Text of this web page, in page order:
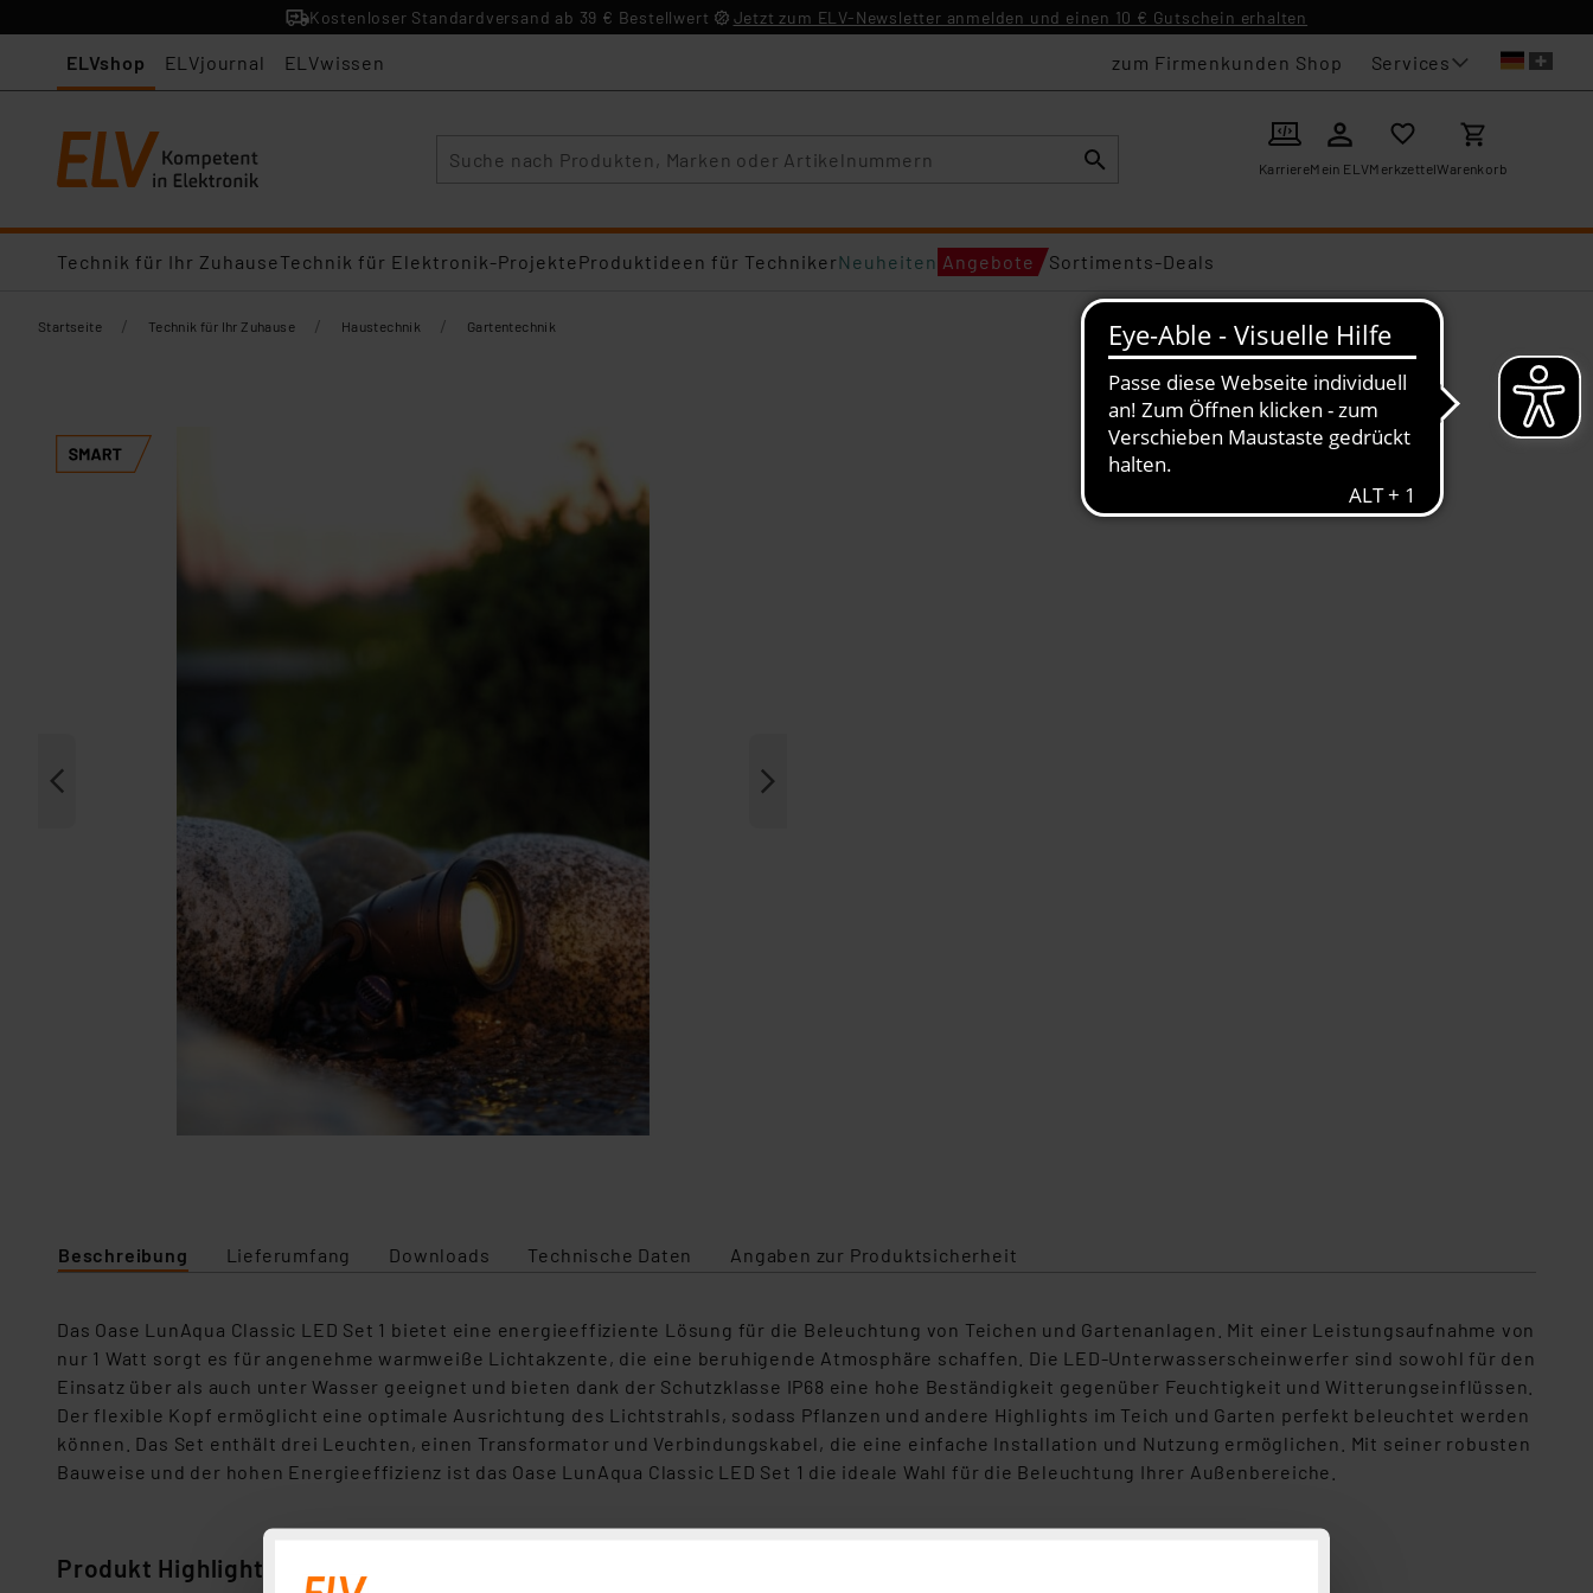
Kostenloser Standardversand ab 39 € Bestellwert Jetzt zum ELV-Newsletter anmelden und einen 10 € Gutschein erhalten
ELVshop ELVjournal ELVwissen zum Firmenkunden Shop Services
KarriereMein ELVMerkzettelWarenkorb
Technik für Ihr ZuhauseTechnik für Elektronik-ProjekteProduktideen für TechnikerNeuheiten Angebote Sortiments-Deals
Startseite / Technik für Ihr Zuhause / Haustechnik / Gartentechnik
Beschreibung Lieferumfang Downloads Technische Daten Angaben zur Produktsicherheit
Das Oase LunAqua Classic LED Set 1 bietet eine energieeffiziente Lösung für die Beleuchtung von Teichen und Gartenanlagen. Mit einer Leistungsaufnahme von
nur 1 Watt sorgt es für angenehme warmweiße Lichtakzente, die eine beruhigende Atmosphäre schaffen. Die LED-Unterwasserscheinwerfer sind sowohl für den
Einsatz über als auch unter Wasser geeignet und bieten dank der Schutzklasse IP68 eine hohe Beständigkeit gegenüber Feuchtigkeit und Witterungseinflüssen.
Der flexible Kopf ermöglicht eine optimale Ausrichtung des Lichtstrahls, sodass Pflanzen und andere Highlights im Teich und Garten perfekt beleuchtet werden
können. Das Set enthält drei Leuchten, einen Transformator und Verbindungskabel, die eine einfache Installation und Nutzung ermöglichen. Mit seiner robusten
Bauweise und der hohen Energieeffizienz ist das Oase LunAqua Classic LED Set 1 die ideale Wahl für die Beleuchtung Ihrer Außenbereiche.
Produkt Highlights